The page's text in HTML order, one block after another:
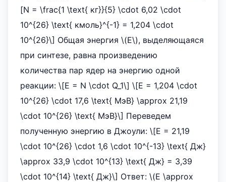
[N = \frac{1 \text{ кг}}{5} \cdot 6,02 \cdot
10^{26} \text{ кмоль}^{-1} = 1,204 \cdot
10^{26}\] Общая энергия \(E\), выделяющаяся
при синтезе, равна произведению
количества пар ядер на энергию одной
реакции: \[E = N \cdot Q_1\] \[E = 1,204 \cdot
10^{26} \cdot 17,6 \text{ МэВ} \approx 21,19
\cdot 10^{26} \text{ МэВ}\] Переведем
полученную энергию в Джоули: \[E = 21,19
\cdot 10^{26} \cdot 1,6 \cdot 10^{-13} \text{ Дж}
\approx 33,9 \cdot 10^{13} \text{ Дж} = 3,39
\cdot 10^{14} \text{ Дж}\] Ответ: \(E \approx